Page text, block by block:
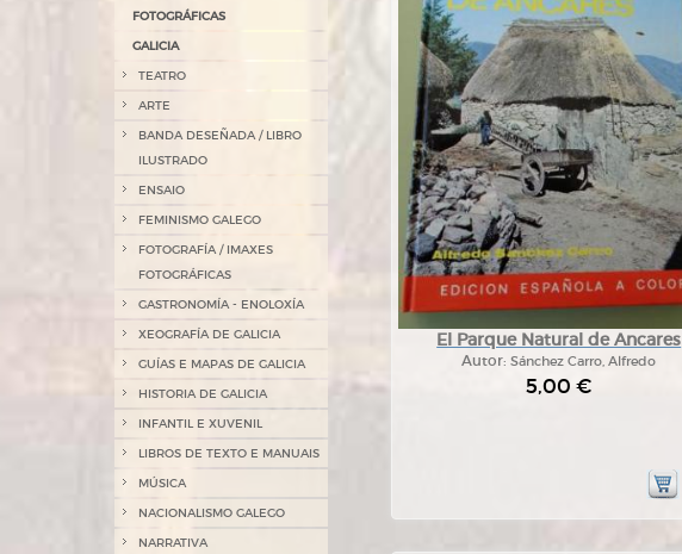
FOTOGRÁFICAS
GALICIA
TEATRO
ARTE
BANDA DESEÑADA / LIBRO
ILUSTRADO
ENSAIO
FEMINISMO GALEGO
FOTOGRAFÍA / IMAXES
FOTOGRÁFICAS
GASTRONOMÍA - ENOLOXÍA
XEOGRAFÍA DE GALICIA
GUÍAS E MAPAS DE GALICIA
HISTORIA DE GALICIA
INFANTIL E XUVENIL
LIBROS DE TEXTO E MANUAIS
MÚSICA
NACIONALISMO GALEGO
NARRATIVA
El Parque Natural de Ancares
Autor:Sánchez Carro, Alfredo
5,00 €